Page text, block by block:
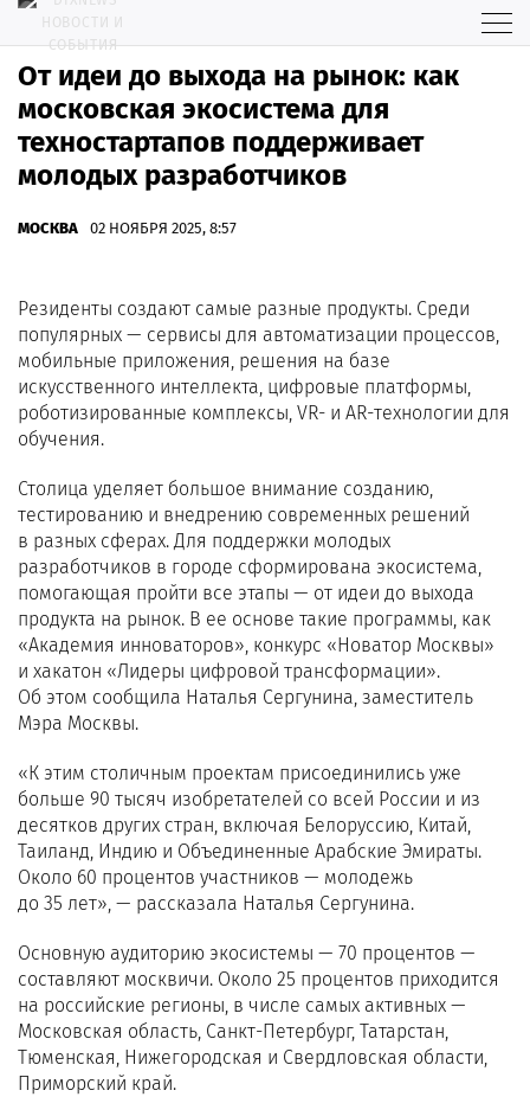
От идеи до выхода на рынок: как
московская экосистема для
техностартапов поддерживает
молодых разработчиков
МОСКВА 02 НОЯБРЯ 2025, 8:57
Резиденты создают самые разные продукты. Среди
популярных — сервисы для автоматизации процессов,
мобильные приложения, решения на базе
искусственного интеллекта, цифровые платформы,
роботизированные комплексы, VR- и AR-технологии для
обучения.
Столица уделяет большое внимание созданию,
тестированию и внедрению современных решений
в разных сферах. Для поддержки молодых
разработчиков в городе сформирована экосистема,
помогающая пройти все этапы — от идеи до выхода
продукта на рынок. В ее основе такие программы, как
«Академия инноваторов», конкурс «Новатор Москвы»
и хакатон «Лидеры цифровой трансформации».
Об этом сообщила Наталья Сергунина, заместитель
Мэра Москвы.
«К этим столичным проектам присоединились уже
больше 90 тысяч изобретателей со всей России и из
десятков других стран, включая Белоруссию, Китай,
Таиланд, Индию и Объединенные Арабские Эмираты.
Около 60 процентов участников — молодежь
до 35 лет», — рассказала Наталья Сергунина.
Основную аудиторию экосистемы — 70 процентов —
составляют москвичи. Около 25 процентов приходится
на российские регионы, в числе самых активных —
Московская область, Санкт-Петербург, Татарстан,
Тюменская, Нижегородская и Свердловская области,
Приморский край.